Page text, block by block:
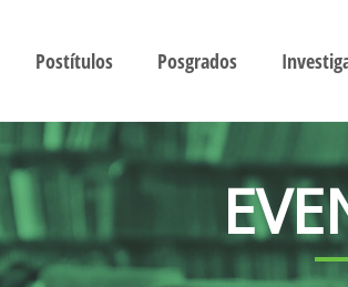
Postítulos Posgrados